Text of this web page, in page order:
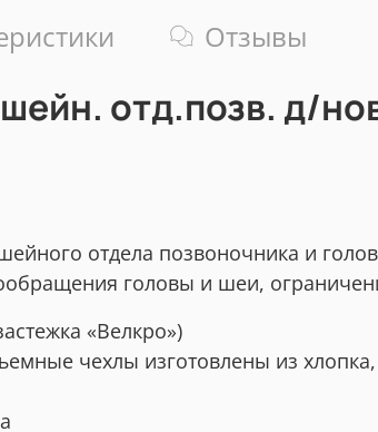
Отзывы
отд.позв. д/
отдела позвоночника и
головы и шеи,
«Велкро»)
чехлы изготовлены из